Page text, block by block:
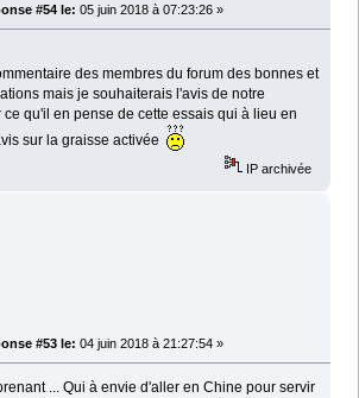
#54 le: 05 juin 2018 à 07:23:26 »
des membres du forum des bonnes et
mais je souhaiterais l'avis de notre
qu'il en pense de cette essais qui à lieu en
sur la graisse activée
IP archivée
#53 le: 04 juin 2018 à 21:27:54 »
... Qui à envie d'aller en Chine pour servir